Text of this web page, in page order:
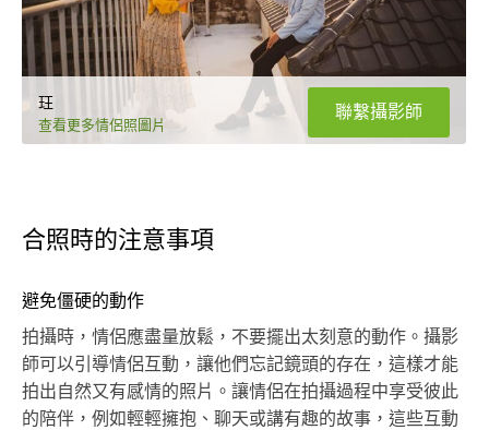
玨
查看更多情侶照圖片
聯繫攝影師
合照時的注意事項
避免僵硬的動作
拍攝時，情侶應盡量放鬆，不要擺出太刻意的動作。攝影
師可以引導情侶互動，讓他們忘記鏡頭的存在，這樣才能
拍出自然又有感情的照片。讓情侶在拍攝過程中享受彼此
的陪伴，例如輕輕擁抱、聊天或講有趣的故事，這些互動